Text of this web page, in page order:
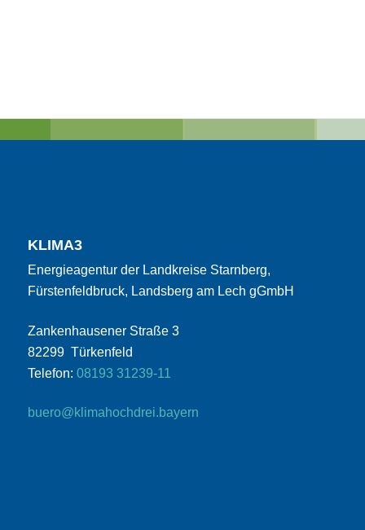
KLIMA3
Energieagentur der Landkreise Starnberg,
Fürstenfeldbruck, Landsberg am Lech gGmbH
Zankenhausener Straße 3
82299 Türkenfeld
Telefon: 08193 31239-11
buero@klimahochdrei.bayern